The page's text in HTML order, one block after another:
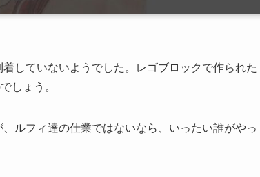
していないようでした。レゴブロックで作られた
しょう。
ルフィ達の仕業ではないなら、いったい誰がやっ